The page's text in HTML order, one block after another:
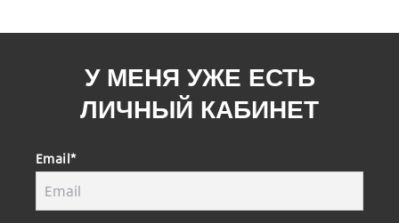
У МЕНЯ УЖЕ ЕСТЬ
ЛИЧНЫЙ КАБИНЕТ
Email*